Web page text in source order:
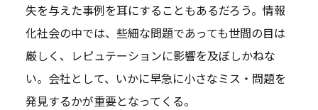
失を与えた事例を耳にすることもあるだろう。情報
化社会の中では、些細な問題であっても世間の目は
厳しく、レピュテーションに影響を及ぼしかねな
い。会社として、いかに早急に小さなミス・問題を
発見するかが重要となってくる。